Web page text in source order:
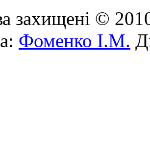
захищені ©
Фоменко І.М.